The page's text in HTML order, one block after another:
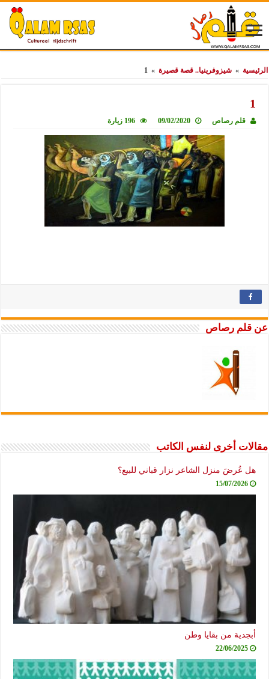
الرئيسية » شيزوفرينيا.. قصة قصيرة »
1
1
قلم رصاص 09/02/2020 196 زيارة
عن قلم رصاص
مقالات أخرى لنفس الكاتب
هل عُرضَ منزل الشاعر نزار قباني للبيع؟
15/07/2026
أبجدية من بقايا وطن
22/06/2025